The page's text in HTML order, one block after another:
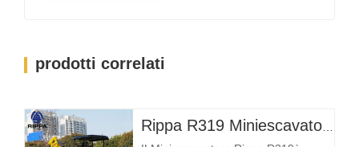
prodotti correlati